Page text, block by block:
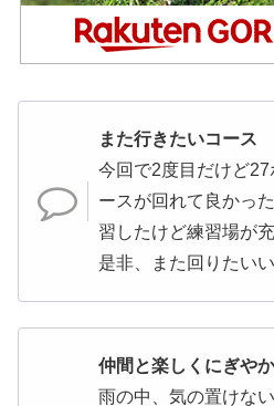
また行きたいコース
今回で2度目だけど
ースが回れて良かっ
習したけど練習場が
是非、また回りたい
仲間と楽しくにぎや
雨の中、気の置けな